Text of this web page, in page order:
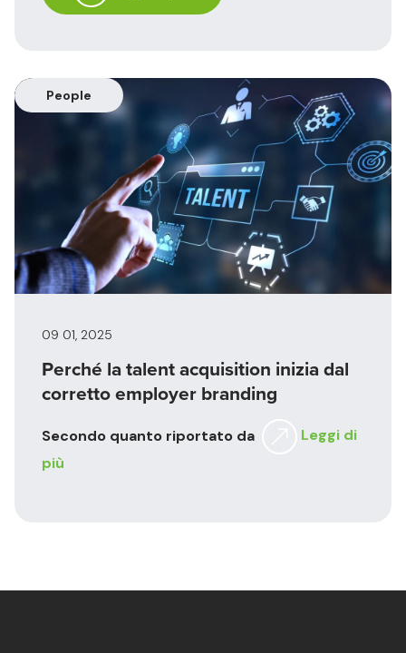
People
09 01, 2025
Perché la talent acquisition inizia dal
corretto employer branding
Secondo quanto riportato da
Leggi di
più